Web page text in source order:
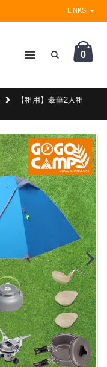
LINKS
0
【租用】豪華2人租